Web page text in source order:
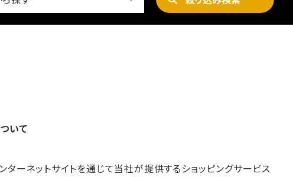
いて
ターネットサイトを通じて当社が提供するショッピングサービス